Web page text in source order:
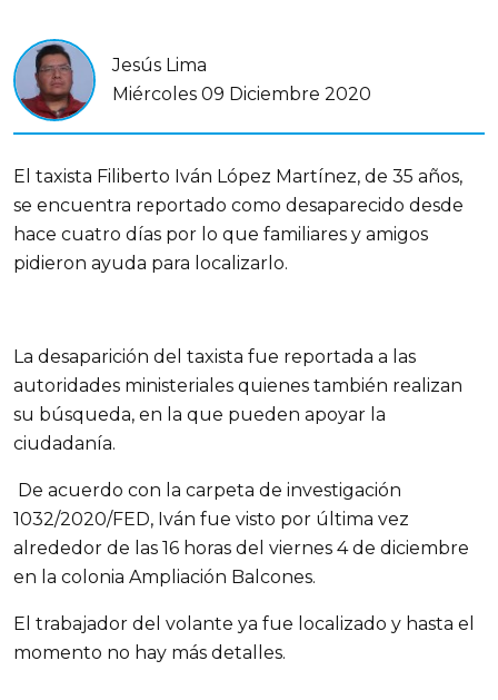
Jesús Lima
Miércoles 09 Diciembre 2020
El taxista Filiberto Iván López Martínez, de 35 años,
se encuentra reportado como desaparecido desde
hace cuatro días por lo que familiares y amigos
pidieron ayuda para localizarlo.
La desaparición del taxista fue reportada a las
autoridades ministeriales quienes también realizan
su búsqueda, en la que pueden apoyar la
ciudadanía.
De acuerdo con la carpeta de investigación
1032/2020/FED, Iván fue visto por última vez
alrededor de las 16 horas del viernes 4 de diciembre
en la colonia Ampliación Balcones.
El trabajador del volante ya fue localizado y hasta el
momento no hay más detalles.